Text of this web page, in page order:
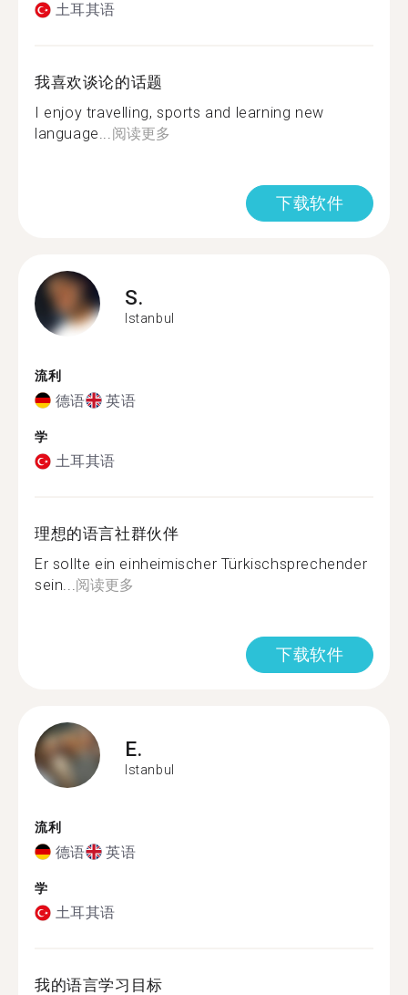
土耳其语
我喜欢谈论的话题
I enjoy travelling, sports and learning new
language...阅读更多
下载软件
S.
Istanbul
流利
德语 英语
学
土耳其语
理想的语言社群伙伴
Er sollte ein einheimischer Türkischsprechender
sein...阅读更多
下载软件
E.
Istanbul
流利
德语 英语
学
土耳其语
我的语言学习目标